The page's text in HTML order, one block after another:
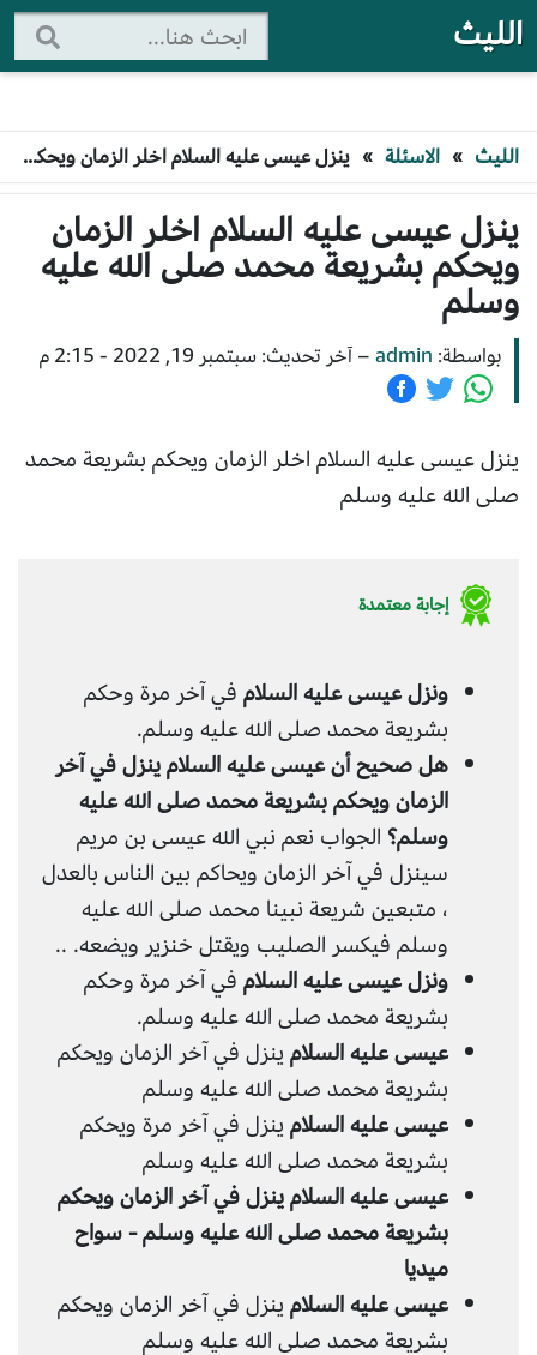
الليث
الليث » الاسئلة » ينزل عيسى عليه السلام اخلر الزمان ويحكم بشريعة محمد صلى الله عليه وسلم
ينزل عيسى عليه السلام اخلر الزمان
ويحكم بشريعة محمد صلى الله عليه
وسلم
بواسطة: admin
– آخر تحديث: سبتمبر 19, 2022 - 2:15 م
ينزل عيسى عليه السلام اخلر الزمان ويحكم بشريعة محمد
صلى الله عليه وسلم
إجابة معتمدة
ونزل عيسى عليه السلام في آخر مرة وحكم
بشريعة محمد صلى الله عليه وسلم.
هل صحيح أن عيسى عليه السلام ينزل في آخر
الزمان ويحكم بشريعة محمد صلى الله عليه
وسلم؟ الجواب نعم نبي الله عيسى بن مريم
سينزل في آخر الزمان ويحاكم بين الناس بالعدل
، متبعين شريعة نبينا محمد صلى الله عليه
وسلم فيكسر الصليب ويقتل خنزير ويضعه. ..
ونزل عيسى عليه السلام في آخر مرة وحكم
بشريعة محمد صلى الله عليه وسلم.
عيسى عليه السلام ينزل في آخر الزمان ويحكم
بشريعة محمد صلى الله عليه وسلم
عيسى عليه السلام ينزل في آخر مرة ويحكم
بشريعة محمد صلى الله عليه وسلم
عيسى عليه السلام ينزل في آخر الزمان ويحكم
بشريعة محمد صلى الله عليه وسلم - سواح
ميديا
عيسى عليه السلام ينزل في آخر الزمان ويحكم
بشريعة محمد صلى الله عليه وسلم